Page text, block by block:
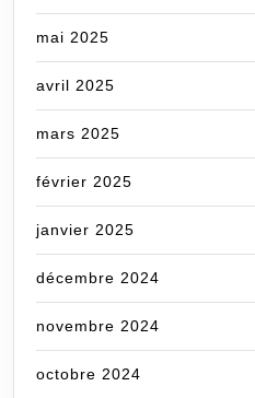
mai 2025
avril 2025
mars 2025
février 2025
janvier 2025
décembre 2024
novembre 2024
octobre 2024